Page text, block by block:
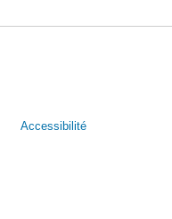
Accessibilité